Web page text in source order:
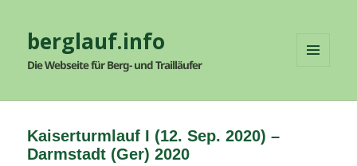
berglauf.info
Die Webseite für Berg- und Trailläufer
WIDGETS
Kaiserturmlauf I (12. Sep. 2020) –
Darmstadt (Ger) 2020